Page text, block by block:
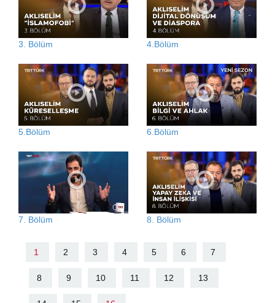
3. Bölüm 4.Bölüm
5.Bölüm 6.Bölüm
7. Bölüm 8. Bölüm
1 2 3 4 5 6 7
8 9 10 11 12 13